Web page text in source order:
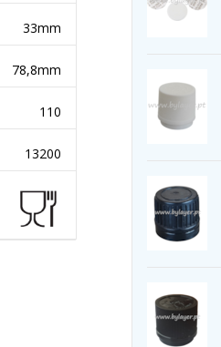
33mm
78,8mm
110
13200